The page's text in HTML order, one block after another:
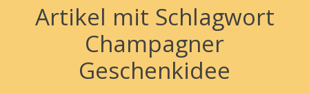
Artikel mit Schlagwort
Champagner
Geschenkidee